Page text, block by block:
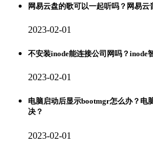
网易云盘的歌可以一起听吗？网易云
2023-02-01
不安装inode能连接公司网吗？inode
2023-02-01
电脑启动后显示bootmgr怎么办？电
决？
2023-02-01